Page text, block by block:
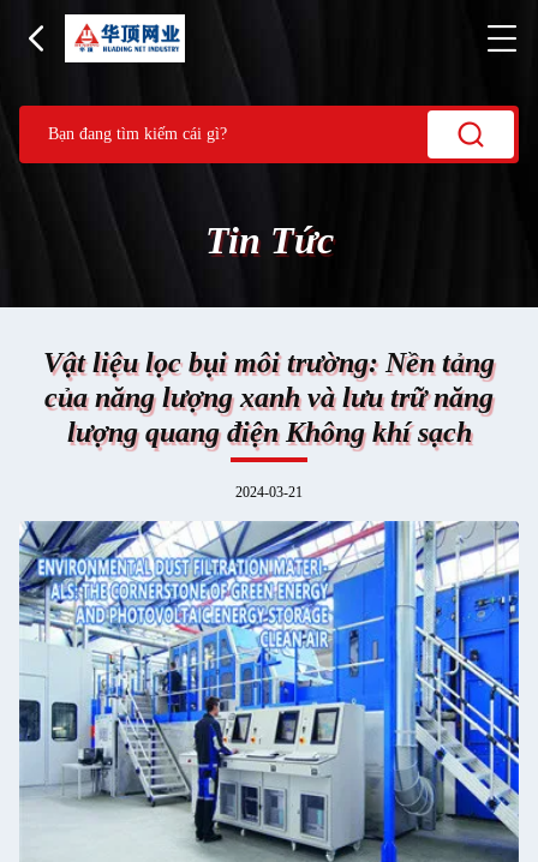
Tin Tức
Vật liệu lọc bụi môi trường: Nền tảng
của năng lượng xanh và lưu trữ năng
lượng quang điện Không khí sạch
2024-03-21